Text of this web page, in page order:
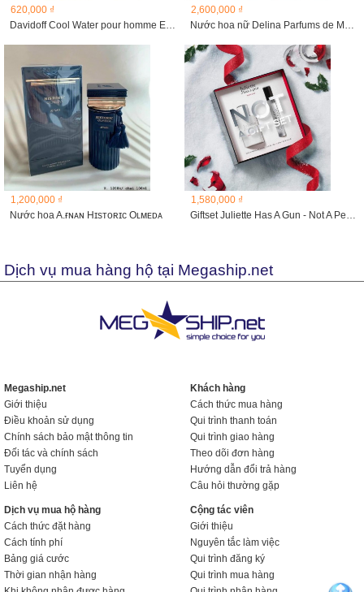
620,000 ₫
Davidoff Cool Water pour homme EDT, 125ML
2,600,000 ₫
Nước hoa nữ Delina Parfums de Marly
1,200,000 ₫
Nước hoa A.ғɴᴀɴ Hɪsᴛᴏʀɪᴄ Oʟᴍᴇᴅᴀ
1,580,000 ₫
Giftset Juliette Has A Gun - Not A Perfume
Dịch vụ mua hàng hộ tại Megaship.net
Megaship.net
Giới thiệu
Điều khoản sử dụng
Chính sách bảo mật thông tin
Đối tác và chính sách
Tuyển dụng
Liên hệ
Khách hàng
Cách thức mua hàng
Qui trình thanh toán
Qui trình giao hàng
Theo dõi đơn hàng
Hướng dẫn đổi trả hàng
Câu hỏi thường gặp
Dịch vụ mua hộ hàng
Cách thức đặt hàng
Cách tính phí
Bảng giá cước
Thời gian nhận hàng
Cộng tác viên
Giới thiệu
Nguyên tắc làm việc
Qui trình đăng ký
Qui trình mua hàng